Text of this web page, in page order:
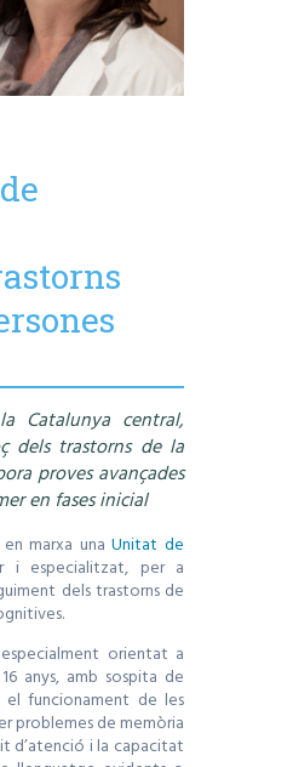
Catalunya central,
dels trastorns de la
proves avançades
en fases inicial
en marxa unaUnitat de
i especialitzat, per a
dels trastorns de
orientat a
anys, amb sospita de
funcionament de les
problemes de memòria
d’atenció i la capacitat